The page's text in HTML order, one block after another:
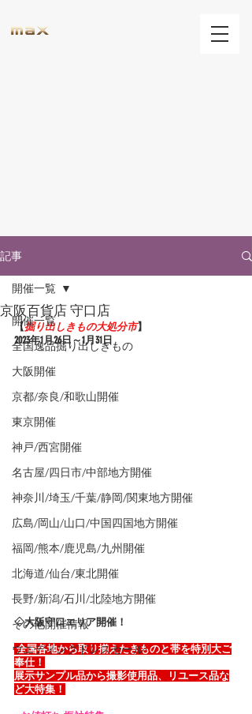
記事
開催一覧
全国逸品掘り出しきもの
大阪開催
京都/奈良/和歌山開催
東京開催
神戸/西宮開催
名古屋/四日市/中部地方開催
神奈川/埼玉/千葉/静岡/関東地方開催
広島/岡山/山口/中国四国地方開催
福岡/熊本/鹿児島/九州開催
北海道/仙台/東北開催
長野/新潟/石川/北陸地方開催
その他開催情報
ウエディングドレスセール
開催一覧
京阪百貨店 守口店
【掘り出しきもの大処分市】
2023年1 月26日～1月31日
◇大阪守口エリア開催！
全国各地から取り揃えたきものと帯を特別大ご
奉仕！
展示サンプル品から撮影使用品、リユース品な
ど大特集！